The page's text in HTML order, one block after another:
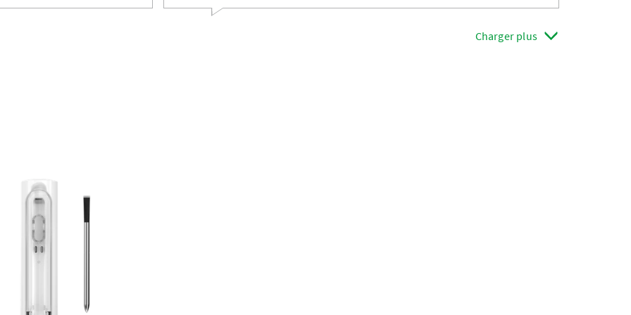
Charger plus